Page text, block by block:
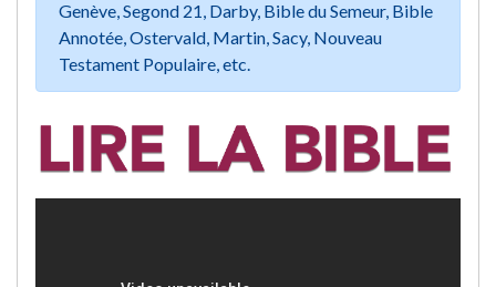
Genève, Segond 21, Darby, Bible du Semeur, Bible
Annotée, Ostervald, Martin, Sacy, Nouveau
Testament Populaire, etc.